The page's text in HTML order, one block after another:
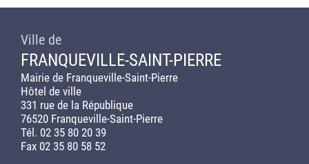
Ville de
FRANQUEVILLE-SAINT-PIERRE
Mairie de Franqueville-Saint-Pierre
Hôtel de ville
331 rue de la République
76520 Franqueville-Saint-Pierre
Tél. 02 35 80 20 39
Fax 02 35 80 58 52